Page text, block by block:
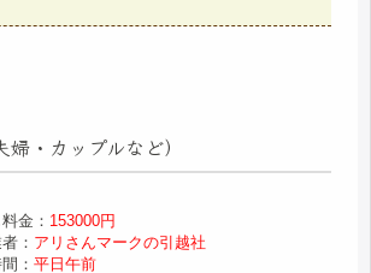
・カップルなど）
金： 153000円
： アリさんマークの引越社
：平日午前